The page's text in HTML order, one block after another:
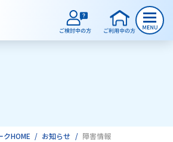
中のお客様
HOME お知らせ 障害情報